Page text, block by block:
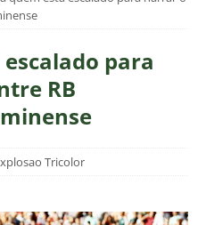
para
RB
Tricolor